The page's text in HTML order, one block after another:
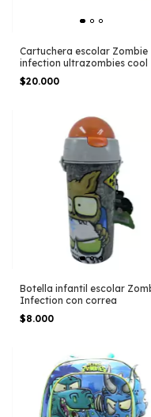
Cartuchera escolar Zombie
infection ultrazombies cool
$20.000
Botella infantil escolar
Infection con correa
$8.000